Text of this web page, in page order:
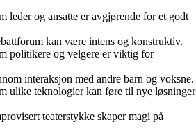
leder og ansatte er avgjørende for et godt
kan være intens og konstruktiv.
politikere og velgere er viktig for
interaksjon med andre barn og voksne.
ulike teknologier kan føre til nye løsninger
teaterstykke skaper magi på